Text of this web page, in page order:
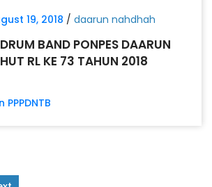
19, 2018 / daarun nahdhah
BAND PONPES DAARUN
RL KE 73 TAHUN 2018
PPPDNTB